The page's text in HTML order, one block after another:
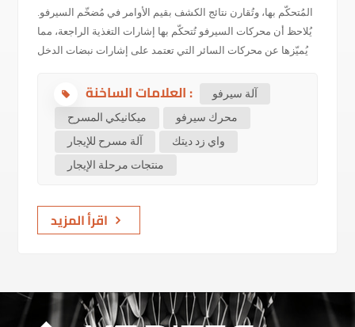
المُتحكّم بها، وتُقارن نتائج الكشف بقيم الأوامر في مُضخّم السيرفو.
يُلاحظ أن محركات السيرفو تُتحكّم بها إشارات التغذية الراجعة، مما
يُميّزها عن محركات السائر التي تعتمد على إشارات نبضات الدخل
والموضع، وتحويل الجهد تحويل الإشارات إلى عزم دوران وسرعة
لتشغيل الجسم المُتحكّم به. يتم التحكم في سرعة دوار محرك
المؤازرة بواسطة إشارة الإدخال، ويمكنه الاستجابة بسرعة. في
أنظمة التحكم الآلي، تُستخدم هذه الإشارات كمحركات وتمتلك
خصائص مثل الثوابت الزمنية الكهروميكانيكية الصغيرة، والخطية
المحرك. ...
العلامات الساخنة :
آلة سيرفو
ميكانيكي المسرح
محرك سيرفو
آلة مسرح للإيجار
واي زد ديتك
منتجات مرحلة الإيجار
اقرأ المزيد